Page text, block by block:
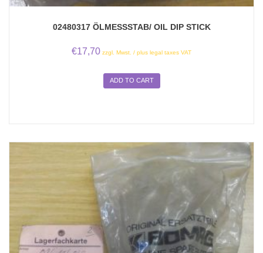
02480317 ÖLMESSSTAB/ OIL DIP STICK
€17,70 zzgl. Mwst. / plus legal taxes VAT
ADD TO CART